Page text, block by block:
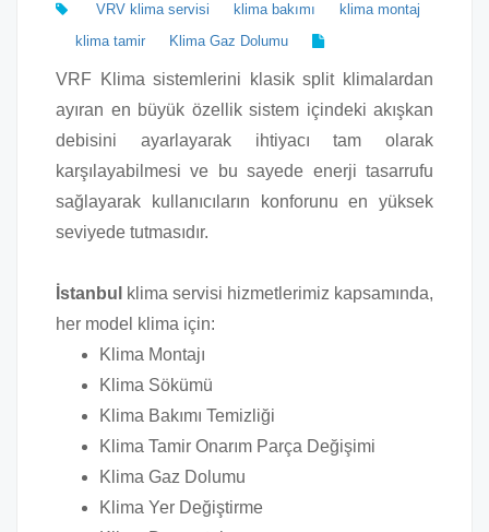
VRV klima servisi klima bakımı
klima montaj
klima tamir
Klima Gaz Dolumu
VRF Klima sistemlerini klasik split klimalardan
ayıran en büyük özellik sistem içindeki akışkan
debisini ayarlayarak ihtiyacı tam olarak
karşılayabilmesi ve bu sayede enerji tasarrufu
sağlayarak kullanıcıların konforunu en yüksek
seviyede tutmasıdır.
İstanbul
klima servisi hizmetlerimiz kapsamında,
her model klima için:
Klima Montajı
Klima Sökümü
Klima Bakımı Temizliği
Klima Tamir Onarım Parça Değişimi
Klima Gaz Dolumu
Klima Yer Değiştirme